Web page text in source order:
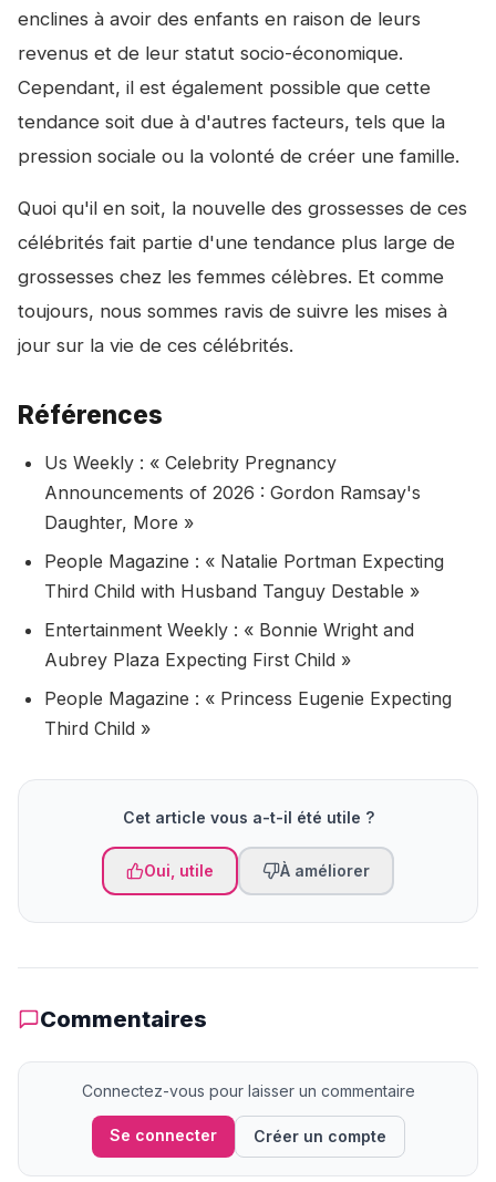
enclines à avoir des enfants en raison de leurs
revenus et de leur statut socio-économique.
Cependant, il est également possible que cette
tendance soit due à d'autres facteurs, tels que la
pression sociale ou la volonté de créer une famille.
Quoi qu'il en soit, la nouvelle des grossesses de ces
célébrités fait partie d'une tendance plus large de
grossesses chez les femmes célèbres. Et comme
toujours, nous sommes ravis de suivre les mises à
jour sur la vie de ces célébrités.
Références
Us Weekly : « Celebrity Pregnancy
Announcements of 2026 : Gordon Ramsay's
Daughter, More »
People Magazine : « Natalie Portman Expecting
Third Child with Husband Tanguy Destable »
Entertainment Weekly : « Bonnie Wright and
Aubrey Plaza Expecting First Child »
People Magazine : « Princess Eugenie Expecting
Third Child »
Cet article vous a-t-il été utile ?
Oui, utile À améliorer
Commentaires
Connectez-vous pour laisser un commentaire
Se connecter Créer un compte